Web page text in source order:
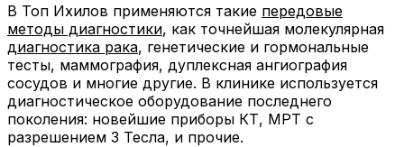
В Топ Ихилов применяются такие передовые
методы диагностики, как точнейшая молекулярная
диагностика рака, генетические и гормональные
тесты, маммография, дуплексная ангиография
сосудов и многие другие. В клинике используется
диагностическое оборудование последнего
поколения: новейшие приборы КТ, МРТ с
разрешением 3 Тесла, и прочие.